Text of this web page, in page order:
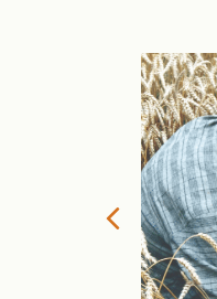
Previous